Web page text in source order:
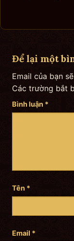
Để lại một
Email của bạn
Các trường bắt
Bình luận *
Tên *
Email *